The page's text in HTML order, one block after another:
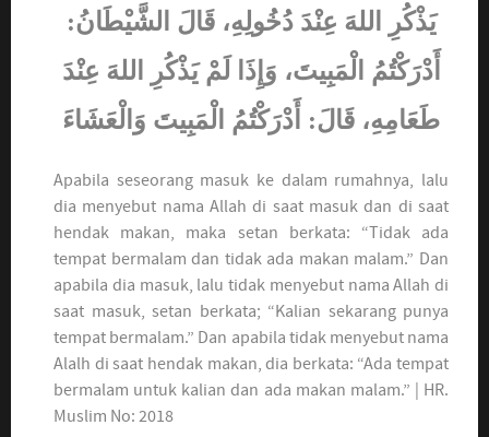
يَذْكُرِ اللهَ عِنْدَ دُخُولِهِ، قَالَ الشَّيْطَانُ:
أَدْرَكْتُمُ الْمَبِيتَ، وَإِذَا لَمْ يَذْكُرِ اللهَ عِنْدَ
طَعَامِهِ، قَالَ: أَدْرَكْتُمُ الْمَبِيتَ وَالْعَشَاءَ
Apabila seseorang masuk ke dalam rumahnya, lalu
dia menyebut nama Allah di saat masuk dan di saat
hendak makan, maka setan berkata: “Tidak ada
tempat bermalam dan tidak ada makan malam.” Dan
apabila dia masuk, lalu tidak menyebut nama Allah di
saat masuk, setan berkata; “Kalian sekarang punya
tempat bermalam.” Dan apabila tidak menyebut nama
Alalh di saat hendak makan, dia berkata: “Ada tempat
bermalam untuk kalian dan ada makan malam.” | HR.
Muslim No: 2018